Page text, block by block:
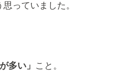
っていました。
多い」 こと。